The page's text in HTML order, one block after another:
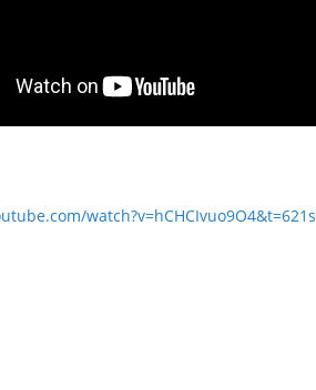
watch?v=hCHCIvuo9O4&t=621s